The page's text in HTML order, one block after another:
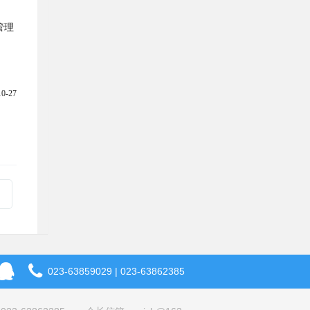
理
27
023-63859029 | 023-63862385